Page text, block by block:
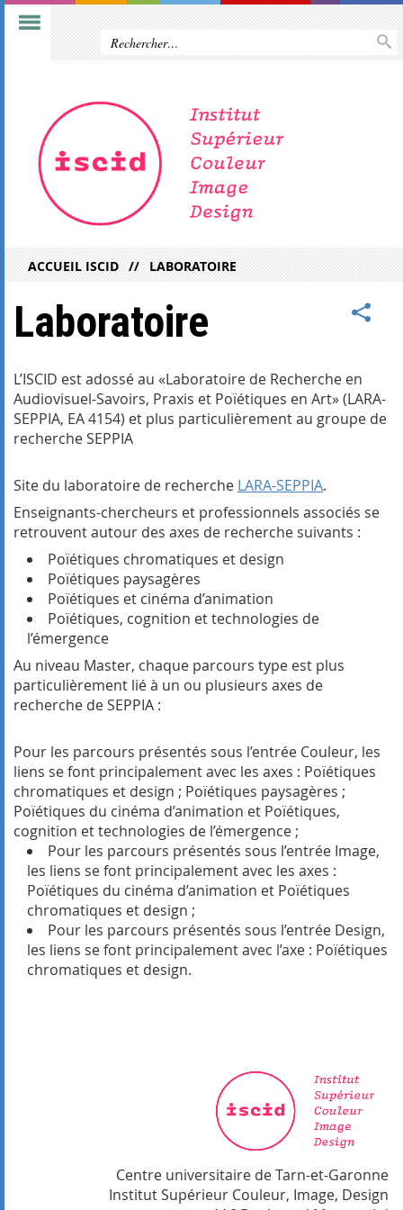
ACCUEIL ISCID LABORATOIRE
Laboratoire
L’ISCID est adossé au «Laboratoire de Recherche en
Audiovisuel-Savoirs, Praxis et Poïétiques en Art» (LARA-
SEPPIA, EA 4154) et plus particulièrement au groupe de
recherche SEPPIA
Site du laboratoire de recherche LARA-SEPPIA.
Enseignants-chercheurs et professionnels associés se
retrouvent autour des axes de recherche suivants :
Poïétiques chromatiques et design
Poïétiques paysagères
Poïétiques et cinéma d’animation
Poïétiques, cognition et technologies de
l’émergence
Au niveau Master, chaque parcours type est plus
particulièrement lié à un ou plusieurs axes de
recherche de SEPPIA :
Pour les parcours présentés sous l’entrée Couleur, les
liens se font principalement avec les axes : Poïétiques
chromatiques et design ; Poïétiques paysagères ;
Poïétiques du cinéma d’animation et Poïétiques,
cognition et technologies de l’émergence ;
Pour les parcours présentés sous l’entrée Image,
les liens se font principalement avec les axes :
Poïétiques du cinéma d’animation et Poïétiques
chromatiques et design ;
Pour les parcours présentés sous l’entrée Design,
les liens se font principalement avec l’axe : Poïétiques
chromatiques et design.
Centre universitaire de Tarn-et-Garonne
Institut Supérieur Couleur, Image, Design